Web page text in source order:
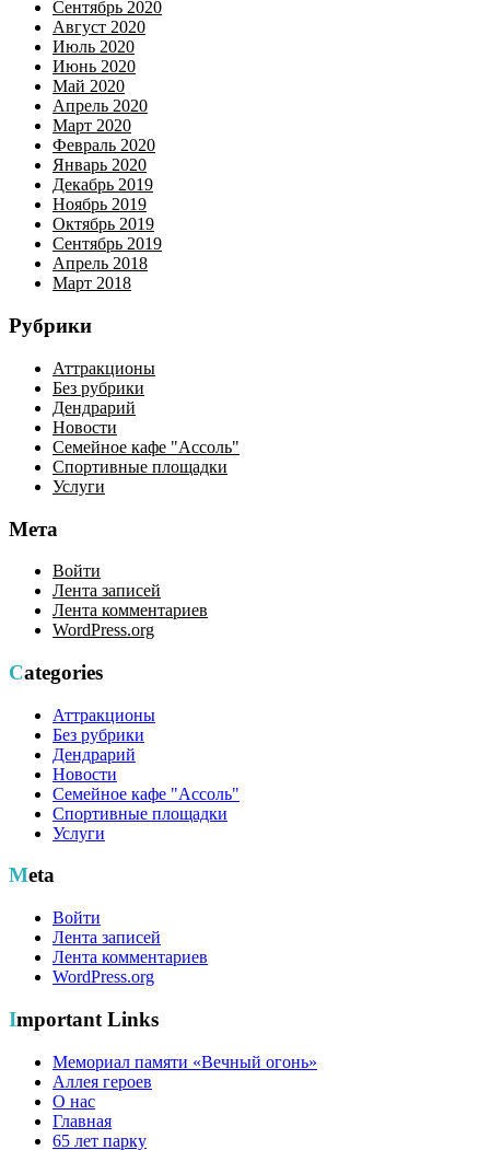
Сентябрь 2020
Август 2020
Июль 2020
Июнь 2020
Май 2020
Апрель 2020
Март 2020
Февраль 2020
Январь 2020
Декабрь 2019
Ноябрь 2019
Октябрь 2019
Сентябрь 2019
Апрель 2018
Март 2018
Рубрики
Аттракционы
Без рубрики
Дендрарий
Новости
Семейное кафе "Ассоль"
Спортивные площадки
Услуги
Мета
Войти
Лента записей
Лента комментариев
WordPress.org
Categories
Аттракционы
Без рубрики
Дендрарий
Новости
Семейное кафе "Ассоль"
Спортивные площадки
Услуги
Meta
Войти
Лента записей
Лента комментариев
WordPress.org
Important Links
Мемориал памяти «Вечный огонь»
Аллея героев
О нас
Главная
65 лет парку